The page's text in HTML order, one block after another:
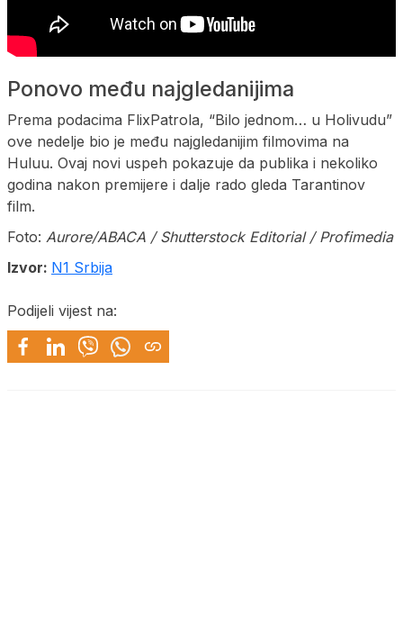
Ponovo među najgledanijima
Prema podacima FlixPatrola, “Bilo jednom… u Holivudu”
ove nedelje bio je među najgledanijim filmovima na
Huluu. Ovaj novi uspeh pokazuje da publika i nekoliko
godina nakon premijere i dalje rado gleda Tarantinov
film.
Foto: Aurore/ABACA / Shutterstock Editorial / Profimedia
Izvor: N1 Srbija
Podijeli vijest na: